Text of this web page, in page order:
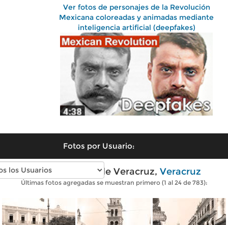
Ver fotos de personajes de la Revolución
Mexicana coloreadas y animadas mediante
inteligencia artificial (deepfakes)
Fotos por Usuario:
Fotos antiguas de Veracruz, Veracruz
Últimas fotos agregadas se muestran primero (1 al 24 de 783):